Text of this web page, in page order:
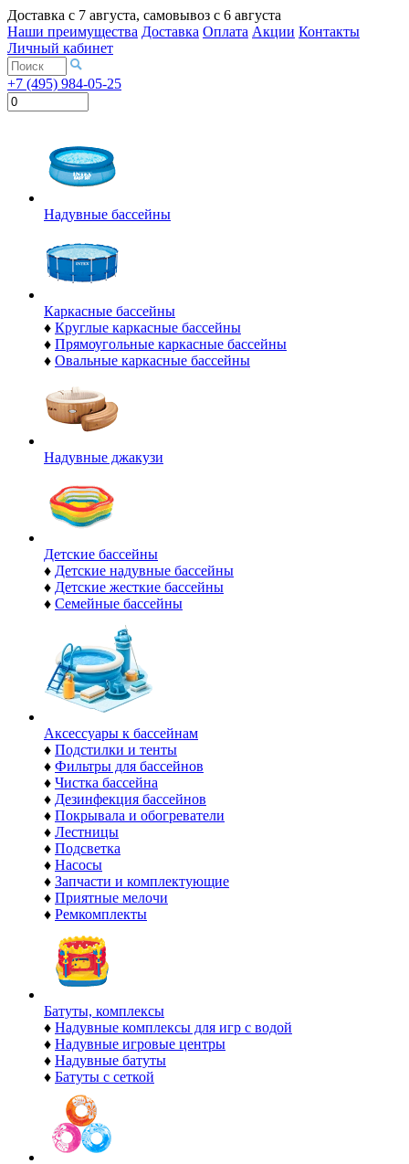
Доставка с 7 августа, самовывоз с 6 августа
Наши преимущества Доставка Оплата Акции Контакты
Личный кабинет
+7 (495) 984-05-25
Надувные бассейны
Каркасные бассейны
♦ Круглые каркасные бассейны
♦ Прямоугольные каркасные бассейны
♦ Овальные каркасные бассейны
Надувные джакузи
Детские бассейны
♦ Детские надувные бассейны
♦ Детские жесткие бассейны
♦ Семейные бассейны
Аксессуары к бассейнам
♦ Подстилки и тенты
♦ Фильтры для бассейнов
♦ Чистка бассейна
♦ Дезинфекция бассейнов
♦ Покрывала и обогреватели
♦ Лестницы
♦ Подсветка
♦ Насосы
♦ Запчасти и комплектующие
♦ Приятные мелочи
♦ Ремкомплекты
Батуты, комплексы
♦ Надувные комплексы для игр с водой
♦ Надувные игровые центры
♦ Надувные батуты
♦ Батуты с сеткой